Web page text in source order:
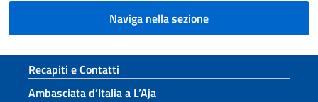
Naviga nella sezione
Sezione footer
Recapiti e Contatti
Ambasciata d’Italia a L’Aja